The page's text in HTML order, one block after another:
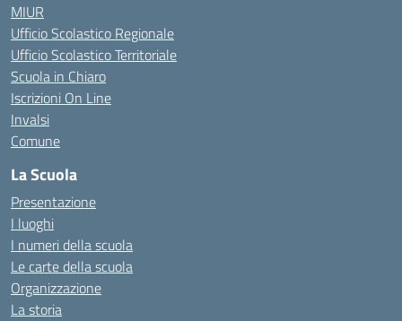
MIUR
Ufficio Scolastico Regionale
Ufficio Scolastico Territoriale
Scuola in Chiaro
Iscrizioni On Line
Invalsi
Comune
La Scuola
Presentazione
I luoghi
I numeri della scuola
Le carte della scuola
Organizzazione
La storia